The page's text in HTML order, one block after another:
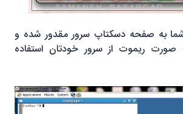
به صفحه دسکتاپ سرور مقدور شده و
صورت ریموت از سرور خودتان استفاده